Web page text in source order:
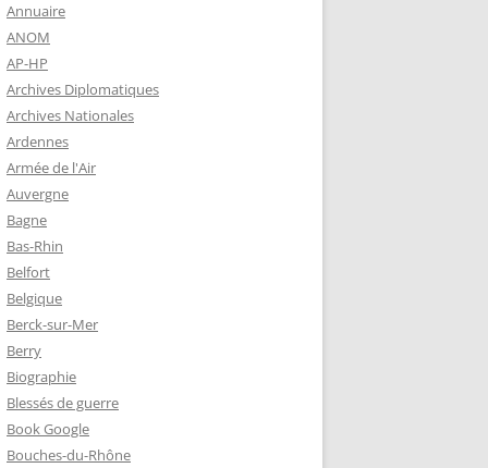
LEROUX
Annuaire
ANOM
AP-HP
Archives Diplomatiques
Archives Nationales
Ardennes
Armée de l'Air
Auvergne
Bagne
Bas-Rhin
Belfort
Belgique
Berck-sur-Mer
Berry
Biographie
Blessés de guerre
Book Google
Bouches-du-Rhône